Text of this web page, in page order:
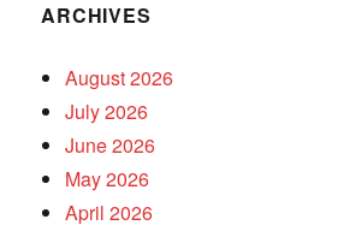
ARCHIVES
August 2026
July 2026
June 2026
May 2026
April 2026